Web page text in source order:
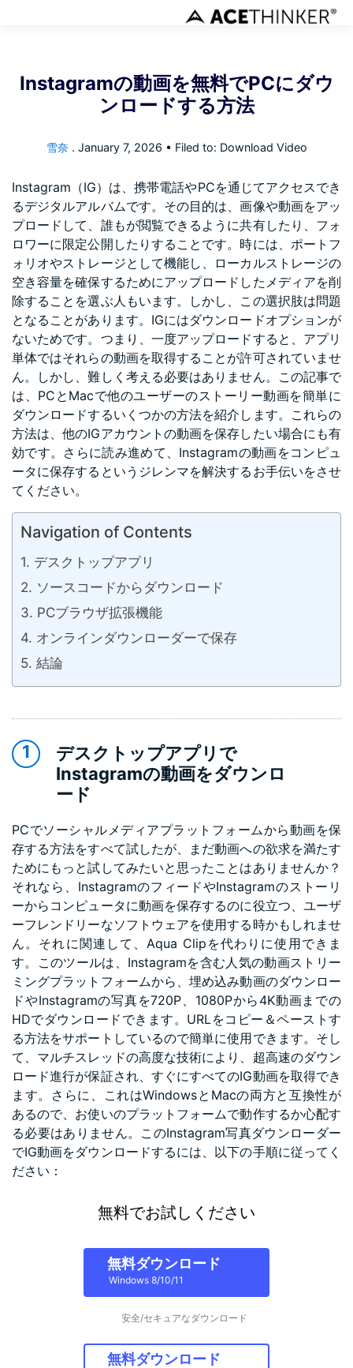
Instagramの動画を無料でPCにダウ
ンロードする方法
雪奈 . January 7, 2026 • Filed to: Download Video
Instagram（IG）は、携帯電話やPCを通じてアクセスでき
るデジタルアルバムです。その目的は、画像や動画をアッ
プロードして、誰もが閲覧できるように共有したり、フォ
ロワーに限定公開したりすることです。時には、ポートフ
ォリオやストレージとして機能し、ローカルストレージの
空き容量を確保するためにアップロードしたメディアを削
除することを選ぶ人もいます。しかし、この選択肢は問題
となることがあります。IGにはダウンロードオプションが
ないためです。つまり、一度アップロードすると、アプリ
単体ではそれらの動画を取得することが許可されていませ
ん。しかし、難しく考える必要はありません。この記事で
は、PCとMacで他のユーザーのストーリー動画を簡単に
ダウンロードするいくつかの方法を紹介します。これらの
方法は、他のIGアカウントの動画を保存したい場合にも有
効です。さらに読み進めて、Instagramの動画をコンピュ
ータに保存するというジレンマを解決するお手伝いをさせ
てください。
Navigation of Contents
デスクトップアプリ
ソースコードからダウンロード
PCブラウザ拡張機能
オンラインダウンローダーで保存
結論
デスクトップアプリで
Instagramの動画をダウンロ
ード
PCでソーシャルメディアプラットフォームから動画を保
存する方法をすべて試したが、まだ動画への欲求を満たす
ためにもっと試してみたいと思ったことはありませんか？
それなら、InstagramのフィードやInstagramのストーリ
ーからコンピュータに動画を保存するのに役立つ、ユーザ
ーフレンドリーなソフトウェアを使用する時かもしれませ
ん。それに関連して、Aqua Clipを代わりに使用できま
す。このツールは、Instagramを含む人気の動画ストリー
ミングプラットフォームから、埋め込み動画のダウンロー
ドやInstagramの写真を720P、1080Pから4K動画までの
HDでダウンロードできます。URLをコピー＆ペーストす
る方法をサポートしているので簡単に使用できます。そし
て、マルチスレッドの高度な技術により、超高速のダウン
ロード進行が保証され、すぐにすべてのIG動画を取得でき
ます。さらに、これはWindowsとMacの両方と互換性が
あるので、お使いのプラットフォームで動作するか心配す
る必要はありません。このInstagram写真ダウンローダー
でIG動画をダウンロードするには、以下の手順に従ってく
ださい：
無料でお試しください
無料ダウンロード
Windows 8/10/11
安全/セキュアなダウンロード
無料ダウンロード